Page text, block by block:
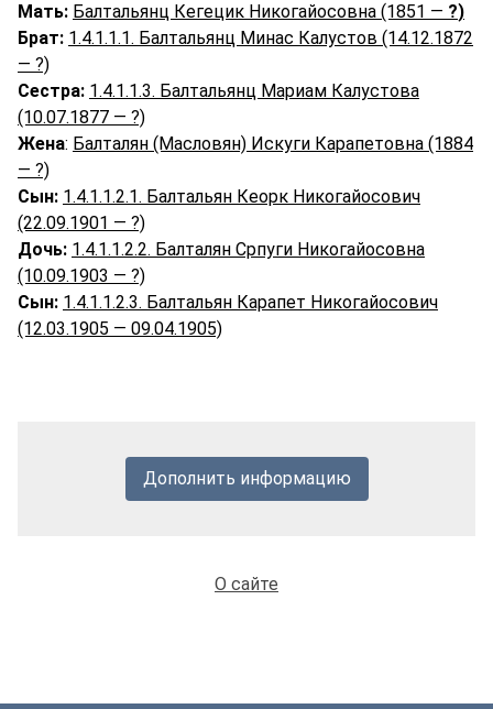
Мать: Балтальянц Кегецик Никогайосовна (1851 — ?)
Брат: 1.4.1.1.1. Балтальянц Минас Калустов (14.12.1872
— ?)
Сестра: 1.4.1.1.3. Балтальянц Мариам Калустова
(10.07.1877 — ?)
Жена: Балталян (Масловян) Искуги Карапетовна (1884
— ?)
Сын: 1.4.1.1.2.1. Балтальян Кеорк Никогайосович
(22.09.1901 — ?)
Дочь: 1.4.1.1.2.2. Балталян Српуги Никогайосовна
(10.09.1903 — ?)
Сын: 1.4.1.1.2.3. Балтальян Карапет Никогайосович
(12.03.1905 — 09.04.1905)
Дополнить информацию
О сайте